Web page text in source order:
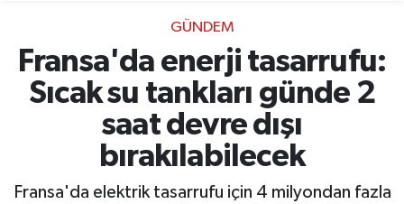
GÜNDEM
Fransa'da enerji tasarrufu:
Sıcak su tankları günde 2
saat devre dışı
bırakılabilecek
Fransa'da elektrik tasarrufu için 4 milyondan fazla
Süper Lig Puan Durumu ve Fikstür
Tüm Manşetler
Son Dakika Haberleri
Haber Arşivi